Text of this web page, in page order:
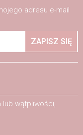
adresu e-mail
ZAPISZ SIĘ
lub wątpliwości,